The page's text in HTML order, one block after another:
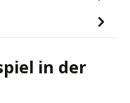
in der